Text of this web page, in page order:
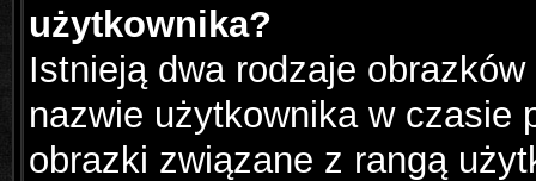
użytkownika?
Istnieją dwa rodzaje
nazwie użytkownika w czasie
obrazki związane z rangą